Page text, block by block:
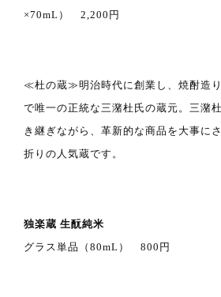
×70mL） 2,200円
≪杜の蔵≫明治時代に創業し、焼酎造
で唯一の正統な三潴杜氏の蔵元。三潴
き継ぎながら、革新的な商品を大事に
折りの人気蔵です。
独楽蔵 生酛純米
グラス単品（80mL） 800円